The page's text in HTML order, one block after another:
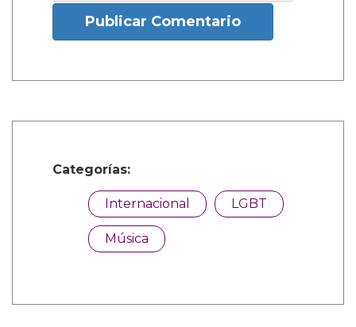
Publicar Comentario
Categorías:
Internacional LGBT
Música